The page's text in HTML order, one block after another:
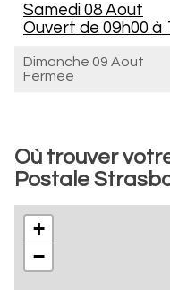
Samedi 08 Aout
Ouvert de 09h00 à
Dimanche 09 Aout
Fermée
Où trouver
Postale
+
−